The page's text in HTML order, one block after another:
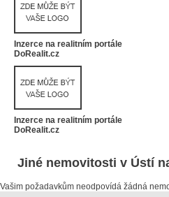
Inzerce na realitním portále
DoRealit.cz
Inzerce na realitním portále
DoRealit.cz
Jiné nemovitosti v Ústí
Vašim požadavkům neodpovídá žádná